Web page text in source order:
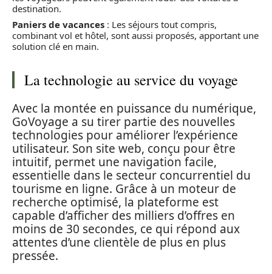
destination.
Paniers de vacances : Les séjours tout compris,
combinant vol et hôtel, sont aussi proposés, apportant une
solution clé en main.
La technologie au service du voyage
Avec la montée en puissance du numérique,
GoVoyage a su tirer partie des nouvelles
technologies pour améliorer l’expérience
utilisateur. Son site web, conçu pour être
intuitif, permet une navigation facile,
essentielle dans le secteur concurrentiel du
tourisme en ligne. Grâce à un moteur de
recherche optimisé, la plateforme est
capable d’afficher des milliers d’offres en
moins de 30 secondes, ce qui répond aux
attentes d’une clientèle de plus en plus
pressée.